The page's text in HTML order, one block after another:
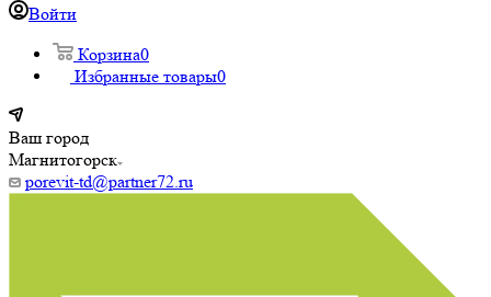
Войти
Корзина0
Избранные товары0
Ваш город
Магнитогорск
porevit-td@partner72.ru